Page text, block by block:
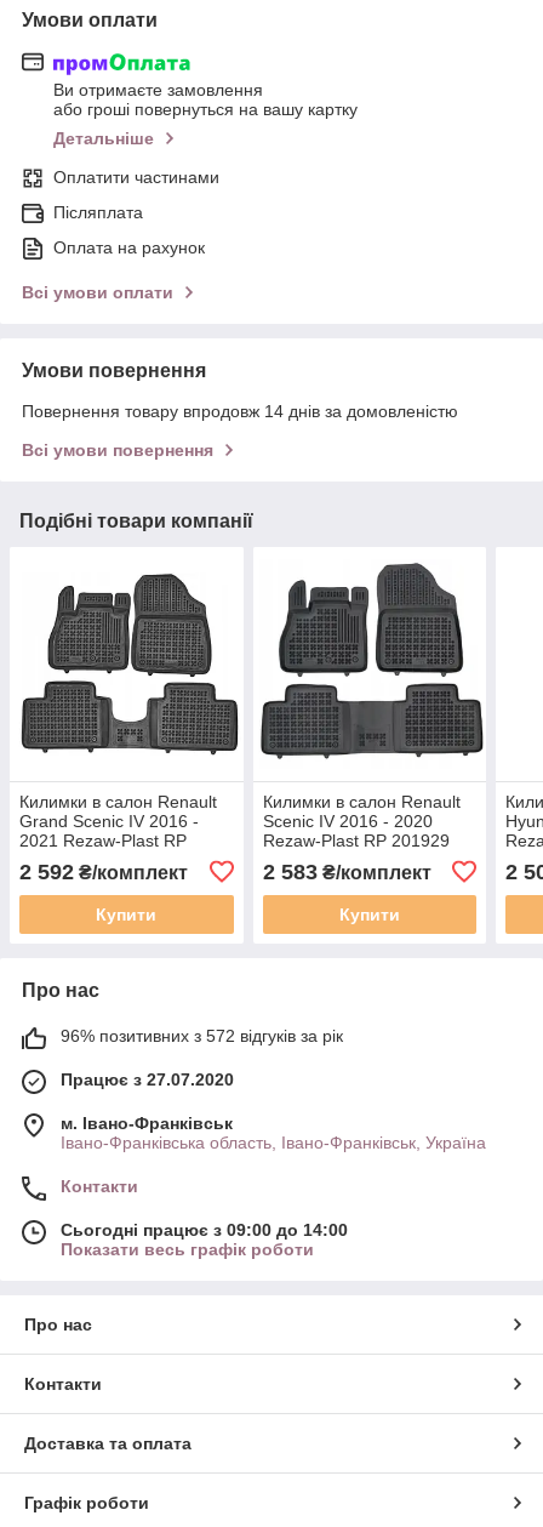
Умови оплати
Ви отримаєте замовлення
або гроші повернуться на вашу картку
Детальніше
Оплатити частинами
Післяплата
Оплата на рахунок
Всі умови оплати
Умови повернення
Повернення товару впродовж 14 днів за домовленістю
Всі умови повернення
Подібні товари компанії
Килимки в салон Renault
Grand Scenic IV 2016 -
2021 Rezaw-Plast RP
2 592 ₴/комплект
Купити
Килимки в салон Renault
Scenic IV 2016 - 2020
Rezaw-Plast RP 201929
2 583₴/комплект
Купити
2
Про нас
96% позитивних з 572 відгуків за рік
Працює з 27.07.2020
м. Івано-Франківськ
Івано-Франківська область, Івано-Франківськ, Україна
Контакти
Сьогодні працює з 09:00 до 14:00
Показати весь графік роботи
Про нас
Контакти
Доставка та оплата
Графік роботи